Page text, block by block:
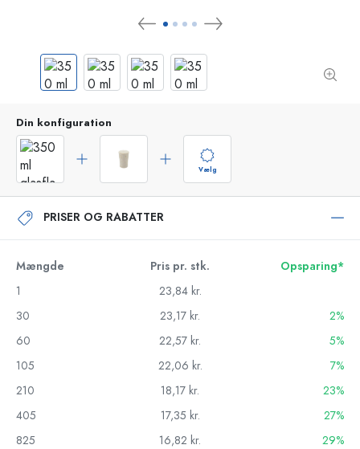
Din konfiguration
Vælg
PRISER OG RABATTER
Mængde Pris pr. stk.
Opsparing*
1
23,84 kr.
30
23,17 kr.
2%
60
22,57 kr.
5%
105
22,06 kr.
7%
210
18,17 kr.
23%
405
17,35 kr.
27%
825
16,82 kr.
29%